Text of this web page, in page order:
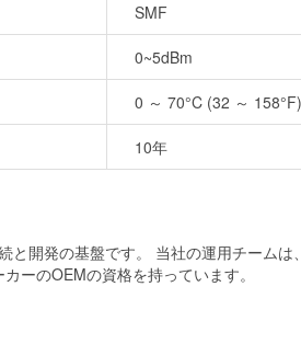
SMF
0~5dBm
0 ～ 70°C (32 ～ 158°F)
10年
と開発の基盤です。 当社の運用チーム
ーのOEMの資格を持っています。